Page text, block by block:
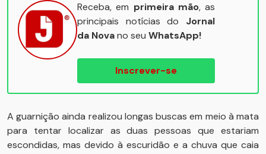
Receba, em primeira mão, as
principais notícias do Jornal
da Novano seu WhatsApp!
Inscrever-se
A guarnição ainda realizou longas buscas em meio à mata
para tentar localizar as duas pessoas que estariam
escondidas, mas devido à escuridão e a chuva que caia